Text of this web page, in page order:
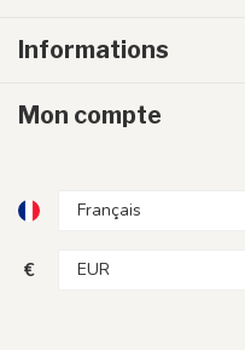
Informations
Mon compte
€